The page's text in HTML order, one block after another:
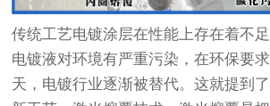
传统工艺电镀涂层在性能上存在着不
电镀液对环境有严重污染，在环保要
天，电镀行业逐渐被替代。这就提到